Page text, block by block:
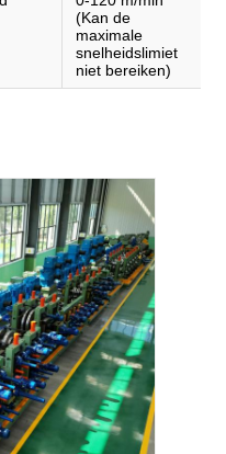
(Kan de
maximale
snelheidslimiet
niet bereiken)